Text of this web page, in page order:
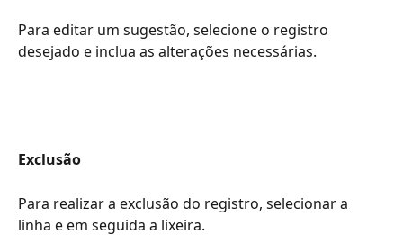
Para editar um sugestão, selecione o registro
desejado e inclua as alterações necessárias.
Exclusão
Para realizar a exclusão do registro, selecionar a
linha e em seguida a lixeira.